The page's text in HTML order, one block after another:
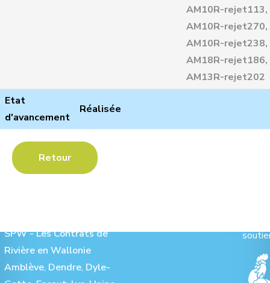
AM10R-rejet113,
AM10R-rejet270,
AM10R-rejet238,
AM18R-rejet186,
AM13R-rejet202
Etat
d'avancement
Réalisée
Retour
SPW - Les Contrats de
Rivière en Wallonie
Amblève, Dendre, Dyle-